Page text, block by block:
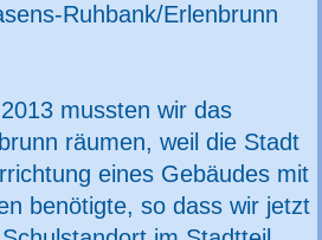
Ruhbank/Erlenbrunn
mussten wir das
räumen, weil die Stadt
eines Gebäudes mit
benötigte, so dass wir jetzt